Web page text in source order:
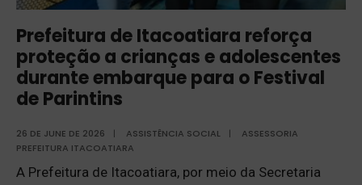
Prefeitura de Itacoatiara reforça
proteção a crianças e adolescentes
durante embarque para o Festival
de Parintins
26 DE JUNE DE 2026 | ASSISTÊNCIA SOCIAL |
ASSESSORIA
PREFEITURA ITACOATIARA
A Prefeitura de Itacoatiara, por meio da Secretaria